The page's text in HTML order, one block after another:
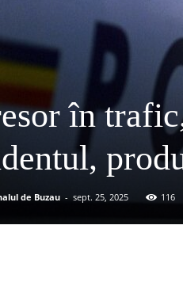
în
de Buzau - sept. 25, 2025 116